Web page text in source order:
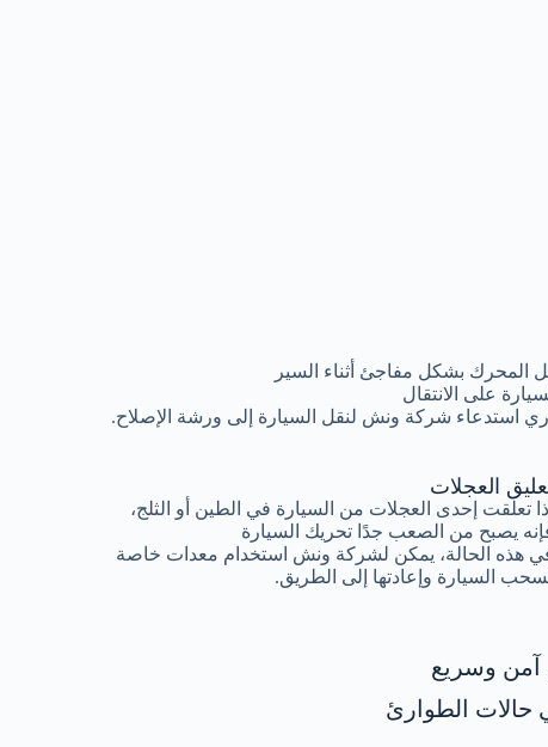
المحرك بشكل مفاجئ أثناء السير
على الانتقال
استدعاء شركة ونش لنقل السيارة إلى ورشة الإصلاح.
العجلات
إذا تعلقت إحدى العجلات من السيارة في الطين أو الثلج،
يصبح من الصعب جدًا تحريك السيارة
هذه الحالة، يمكن لشركة ونش استخدام معدات خاصة
السيارة وإعادتها إلى الطريق.
آمن وسريع
حالات الطوارئ